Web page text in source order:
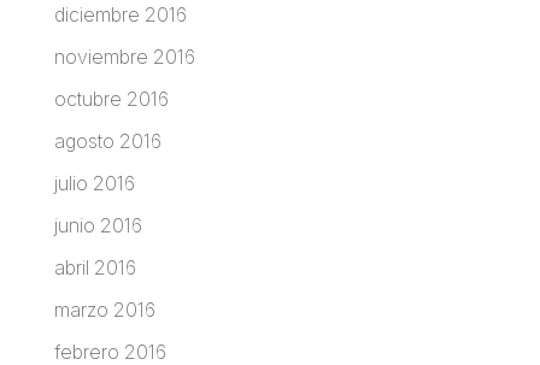
diciembre 2016
noviembre 2016
octubre 2016
agosto 2016
julio 2016
junio 2016
abril 2016
marzo 2016
febrero 2016